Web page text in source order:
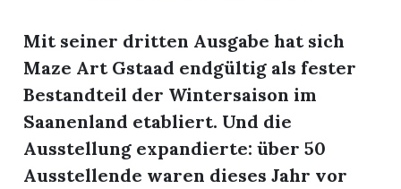
Mit seiner dritten Ausgabe hat sich
Maze Art Gstaad endgültig als fester
Bestandteil der Wintersaison im
Saanenland etabliert. Und die
Ausstellung expandierte: über 50
Ausstellende waren dieses Jahr vor